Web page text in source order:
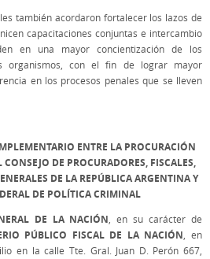
también acordaron fortalecer los lazos de
capacitaciones conjuntas e intercambio
en una mayor concientización de los
organismos, con el fin de lograr mayor
en los procesos penales que se lleven
ENTRE LA PROCURACIÓN
DE PROCURADORES, FISCALES,
DE LA REPÚBLICA ARGENTINA Y
DE POLÍTICA CRIMINAL
DE LA NACIÓN , en su carácter de
PÚBLICO FISCAL DE LA NACIÓN , en
en la calle Tte. Gral. Juan D. Perón 667,